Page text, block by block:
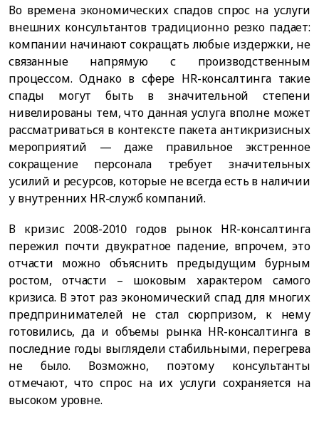
Во времена экономических спадов спрос на услуги
внешних консультантов традиционно резко падает:
компании начинают сокращать любые издержки, не
связанные напрямую с производственным
процессом. Однако в сфере HR-консалтинга такие
спады могут быть в значительной степени
нивелированы тем, что данная услуга вполне может
рассматриваться в контексте пакета антикризисных
мероприятий — даже правильное экстренное
сокращение персонала требует значительных
усилий и ресурсов, которые не всегда есть в наличии
у внутренних HR-служб компаний.
В кризис 2008-2010 годов рынок HR-консалтинга
пережил почти двукратное падение, впрочем, это
отчасти можно объяснить предыдущим бурным
ростом, отчасти – шоковым характером самого
кризиса. В этот раз экономический спад для многих
предпринимателей не стал сюрпризом, к нему
готовились, да и объемы рынка HR-консалтинга в
последние годы выглядели стабильными, перегрева
не было. Возможно, поэтому консультанты
отмечают, что спрос на их услуги сохраняется на
высоком уровне.